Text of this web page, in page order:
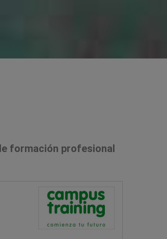
formación profesional